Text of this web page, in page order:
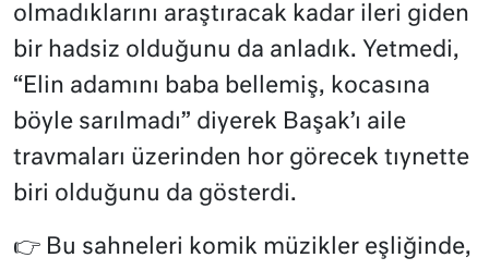
olmadıklarını araştıracak kadar ileri giden
bir hadsiz olduğunu da anladık. Yetmedi,
“Elin adamını baba bellemiş, kocasına
böyle sarılmadı” diyerek Başak’ı aile
travmaları üzerinden hor görecek tıynette
biri olduğunu da gösterdi.
👉 Bu sahneleri komik müzikler eşliğinde,